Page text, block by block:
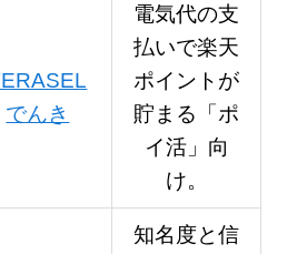
でんき
電気代の支
払いで楽天
ポイントが
貯まる「ポ
イ活」向
け。
知名度と信